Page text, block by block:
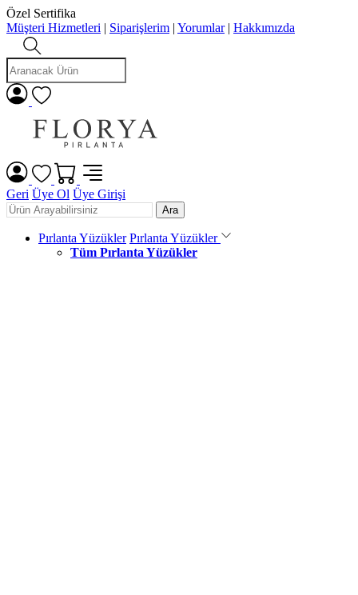
Online Pırlanta Mağazası
Müşteri Hizmetleri | Siparişlerim | Yorumlar | Hakkımızda
Geri Üye Ol Üye Girişi
Ara
Pırlanta Yüzükler Pırlanta Yüzükler
Tüm Pırlanta Yüzükler